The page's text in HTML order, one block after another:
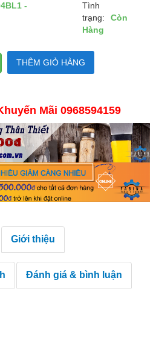
-
Tình
trạng:
Còn
Hàng
Mãi 0968594159
Giới thiệu
Đánh giá & bình luận